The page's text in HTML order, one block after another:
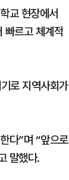
교 현장에서
빠르고 체계적
로 지역사회가
다”며 “앞으로
말했다.